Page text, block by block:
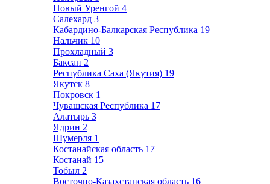
Новый Уренгой 4
Салехард 3
Кабардино-Балкарская Республика 19
Нальчик 10
Прохладный 3
Баксан 2
Республика Саха (Якутия) 19
Якутск 8
Покровск 1
Чувашская Республика 17
Алатырь 3
Ядрин 2
Шумерля 1
Костанайская область 17
Костанай 15
Тобыл 2
Восточно-Казахстанская область 16